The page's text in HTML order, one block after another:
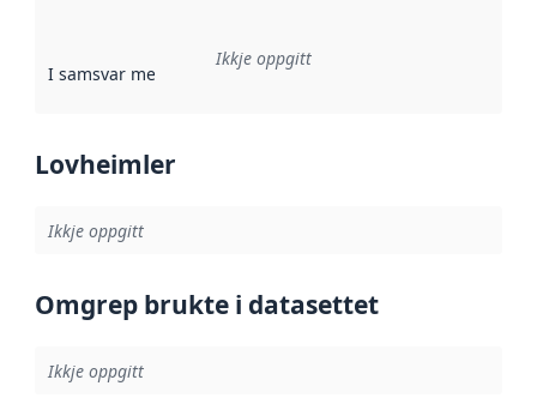
I samsvar med Referanse til ei implementeringsregel eller
Ikkje oppgitt
Lovheimler
Ikkje oppgitt
Omgrep brukte i datasettet
Ikkje oppgitt